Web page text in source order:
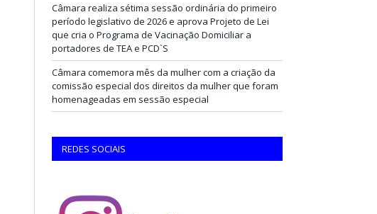
Câmara realiza sétima sessão ordinária do primeiro
período legislativo de 2026 e aprova Projeto de Lei
que cria o Programa de Vacinação Domiciliar a
portadores de TEA e PCD`S
Câmara comemora mês da mulher com a criação da
comissão especial dos direitos da mulher que foram
homenageadas em sessão especial
REDES SOCIAIS